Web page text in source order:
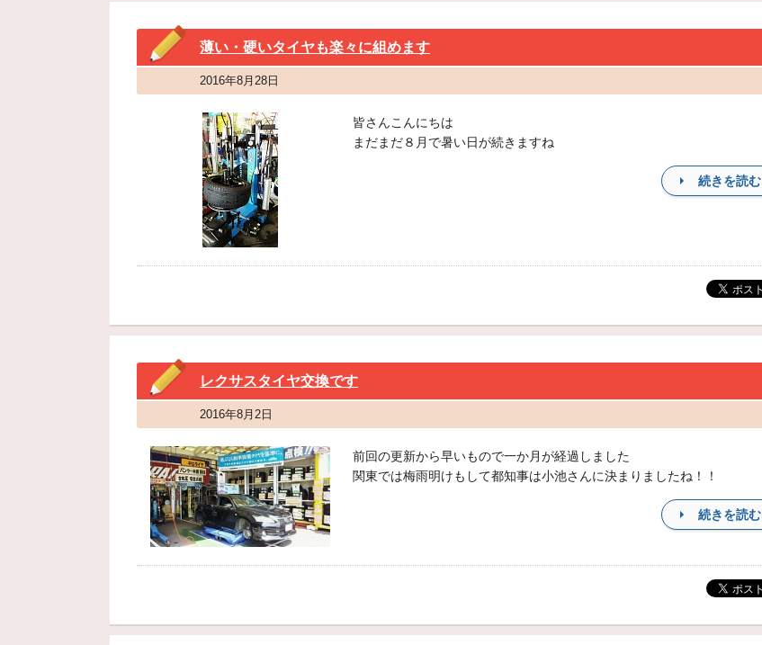
薄い・硬いタイヤも楽々に組めます
2016年8月28日
皆さんこんにちは
まだまだ８月で暑い日が続きますね
続きを読む
レクサスタイヤ交換です
2016年8月2日
前回の更新から早いもので一か月が経過しました
関東では梅雨明けもして都知事は小池さんに決まりましたね！！
続きを読む